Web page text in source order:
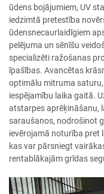
ūdens bojājumiem, UV
iedzimtā pretestība
ūdensnecaurlaidīgiem
pelējuma un sēnīšu
specializēti ražošanas
īpašības. Avancētas
optimālu mitruma
iespējamību laika gaitā.
atstarpes aprēķināšanu,
saraušanos, nodrošinot
ievērojamā noturība pret
kas var pārsniegt
rentablākajām grīdas